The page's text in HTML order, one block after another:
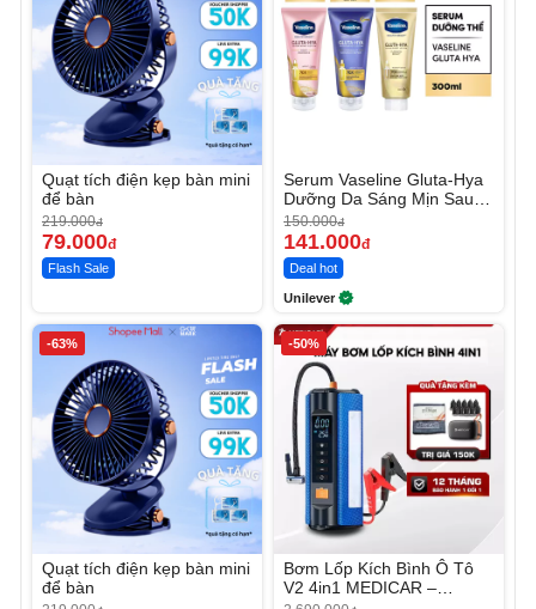
Quạt tích điện kẹp bàn mini
để bàn
219.000đ
79.000đ
Flash Sale
Serum Vaseline Gluta-Hya
Dưỡng Da Sáng Mịn Sau 7
Ngày
150.000đ
141.000đ
Deal hot
Unilever
-63%
Quạt tích điện kẹp bàn mini
để bàn
-50%
Bơm Lốp Kích Bình Ô Tô
V2 4in1 MEDICAR –